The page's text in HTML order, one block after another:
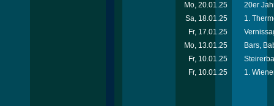
Mo, 20.01.25
20er
Sa, 18.01.25
1.
Fr, 17.01.25
Mo, 13.01.25
Bars,
Fr, 10.01.25
Fr, 10.01.25
1.